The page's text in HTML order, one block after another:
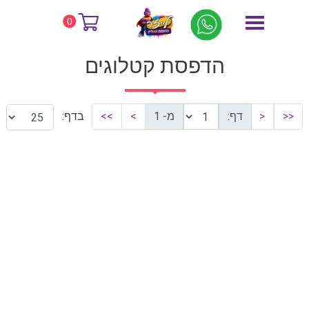
0 דף הבית הדפסת קטלוגים
הדפסת קטלוגים
<<
< דף: מ- 1 >
>> בדף: